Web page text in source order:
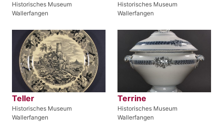
Historisches Museum
Wallerfangen
Historisches Museum
Wallerfangen
Teller
Historisches Museum
Wallerfangen
Terrine
Historisches Museum
Wallerfangen